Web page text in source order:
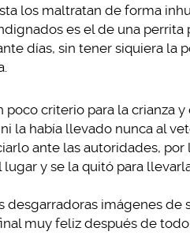
los maltratan de forma
es el de una
días, sin tener siquiera la
poco criterio para la crianza
la había llevado nunca al
ante las autoridades, por
y se la quitó para
desgarradoras imágenes de
muy feliz después de